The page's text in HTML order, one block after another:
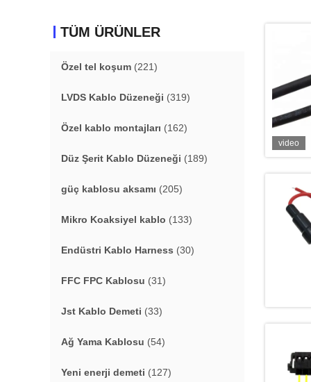
TÜM ÜRÜNLER
Özel tel koşum (221)
LVDS Kablo Düzeneği (319)
Özel kablo montajları (162)
Düz Şerit Kablo Düzeneği (189)
güç kablosu aksamı (205)
Mikro Koaksiyel kablo (133)
Endüstri Kablo Harness (30)
FFC FPC Kablosu (31)
Jst Kablo Demeti (33)
Ağ Yama Kablosu (54)
Yeni enerji demeti (127)
video